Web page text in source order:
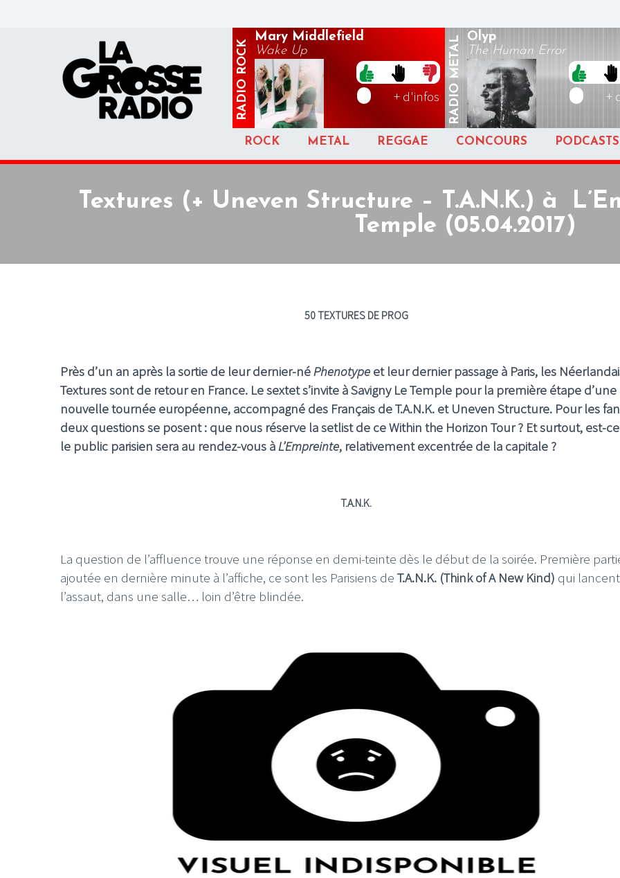
RADIO
ROCK
Mary Middlefield
Wake Up
+ d'infos RADIO
METAL Olyp
The Human Error
+
ROCK METAL REGGAE CONCOURS PODCASTS
Textures (+ Uneven Structure – T.A.N.K.) à
Temple (05.04.2017)
50 TEXTURES DE PROG
Près d’un an après la sortie de leur dernier-néPhenotype et leur dernier passage à Paris, les
Textures sont de retour en France. Le sextet s’invite à Savigny Le Temple pour la première étape d’une
nouvelle tournée européenne, accompagné des Français de T.A.N.K. et Uneven Structure. Pour les
deux questions se posent : que nous réserve la setlist de ce Within the Horizon Tour ? Et surtout, est-
le public parisien sera au rendez-vous àL’Empreinte, relativement excentrée de la capitale ?
T.A.N.K.
La question de l’affluence trouve une réponse en demi-teinte dès le début de la soirée. Première
ajoutée en dernière minute à l’affiche, ce sont les Parisiens de T.A.N.K. (Think of A New Kind) qui lancent
l’assaut, dans une salle… loin d’être blindée.